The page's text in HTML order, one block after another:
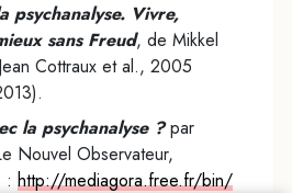
psychanalyse. Vivre,
sans Freud, de Mikkel
Cottraux et al., 2005
la psychanalyse ?par
Nouvel Observateur,
: http://mediagora.free.fr/bin/